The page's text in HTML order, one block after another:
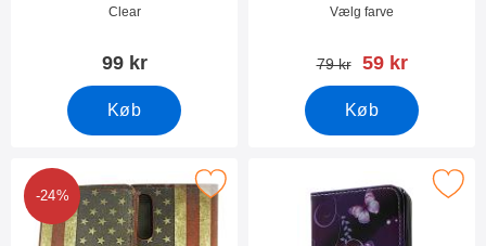
Varenr 26456Clear
99 kr
Køb
Varenr 26533Vælg farve
pris
79 kr pris
59 kr
Køb
-24%
Marker designwallet Huawei P20 som favorit
Marker designwallet